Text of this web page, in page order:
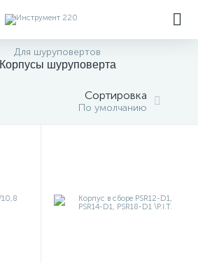
Для шуруповертов
Корпусы шуруповерта
Сортировка
По умолчанию